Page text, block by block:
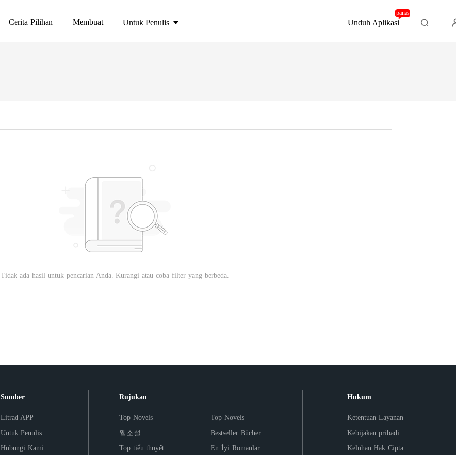
Cerita Pilihan Membuat Untuk Penulis Unduh Aplikasi
panas
Tidak ada hasil untuk pencarian Anda. Kurangi atau coba filter yang berbeda.
Sumber
Litrad APP
Untuk Penulis
Hubungi Kami
Rujukan
Top Novels
Top Novels
웹소설
Bestseller Bücher
Top tiểu thuyết
En İyi Romanlar
Hukum
Ketentuan Layanan
Kebijakan pribadi
Keluhan Hak Cipta